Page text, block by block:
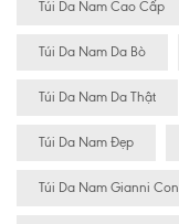
Túi Da Nam Cao Cấp
Túi Da Nam Da Bò
Túi Da Nam Da Thật
Túi Da Nam Đẹp
Túi Da Nam Gianni